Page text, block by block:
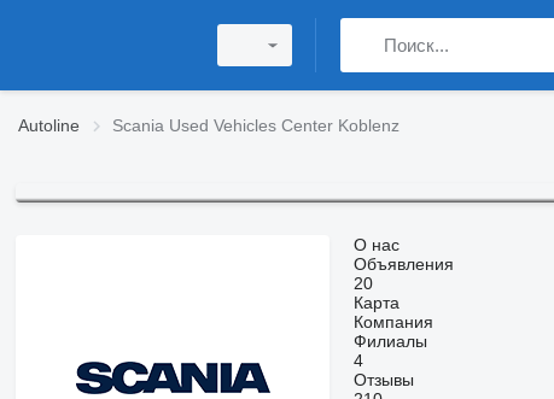
Autoline Scania Used Vehicles Center Koblenz
О нас
Объявления
20
Карта
Компания
Филиалы
4
Отзывы